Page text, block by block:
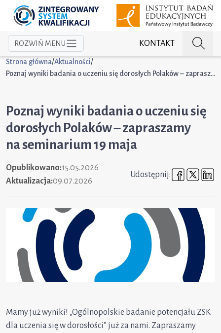
KONTAKT
ROZWIŃ MENU
Strona główna/Aktualności/
Poznaj wyniki badania o uczeniu się dorosłych Polaków – zapraszamy na seminarium 19 maja
Poznaj wyniki badania o uczeniu się
dorosłych Polaków – zapraszamy
na seminarium 19 maja
Opublikowano:15.05.2026
Aktualizacja:09.07.2026
Udostępnij:
Mamy już wyniki! „Ogólnopolskie badanie potencjału ZSK
dla uczenia się w dorosłości” już za nami. Zapraszamy